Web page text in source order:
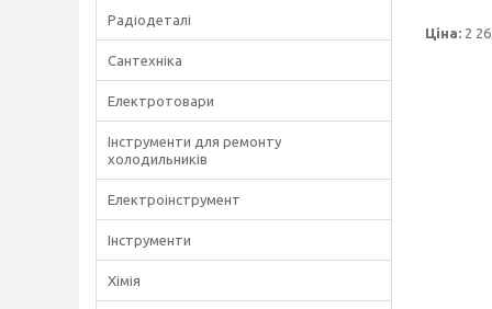
Ціна: 2
Радіодеталі
Сантехніка
Електротовари
Інструменти для ремонту
холодильників
Електроінструмент
Інструменти
Хімія